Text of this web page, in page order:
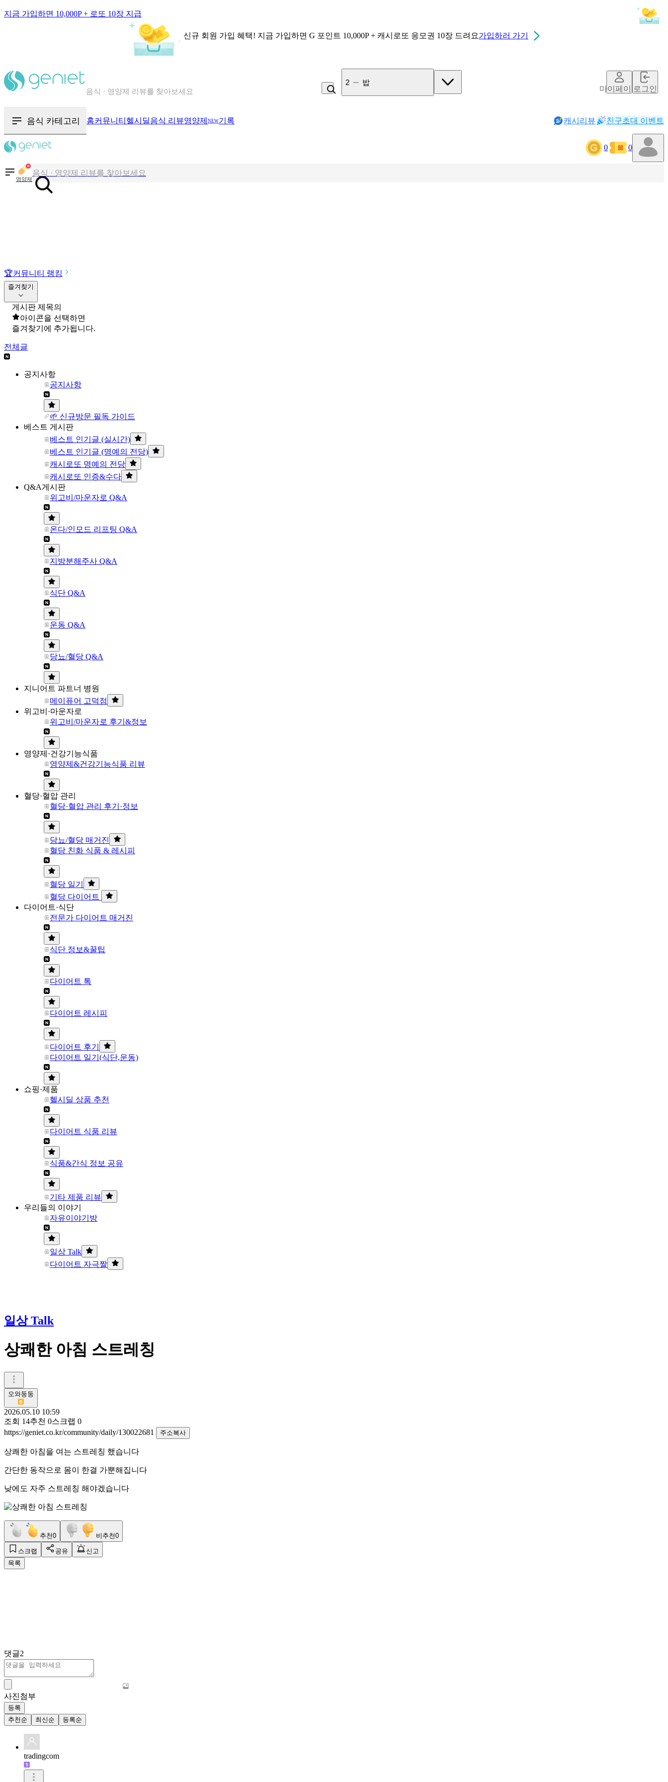
지금 가입하면 10,000P + 로또 10장 지급
신규 회원 가입 혜택! 지금 가입하면 G 포인트 10,000P + 캐시로또 응모권 10장 드려요가입하러 가기
칼로리와 영양성분을 검색해보세요
음식 · 영양제 리뷰를 찾아보세요
3 사과
마이페이지로그인
음식 카테고리 홈커뮤니티 헬시딜음식 리뷰영양제 NEW기록 캐시리뷰 친구초대 이벤트
0 0
영양제
칼로리와 영양성분을 검색해보세요
음식 · 영양제 리뷰를 찾아보세요
🏆커뮤니티 랭킹
즐겨찾기
게시판 제목의
아이콘을 선택하면
즐겨찾기에 추가됩니다.
전체글
공지사항
공지사항
🌱 신규방문 필독 가이드
베스트 게시판
베스트 인기글 (실시간)
베스트 인기글 (명예의 전당)
캐시로또 명예의 전당
캐시로또 인증&수다
Q&A게시판
위고비/마운자로 Q&A
온다/인모드 리프팅 Q&A
지방분해주사 Q&A
식단 Q&A
운동 Q&A
당뇨/혈당 Q&A
지니어트 파트너 병원
메이퓨어 고덕점
위고비·마운자로
위고비/마운자로 후기&정보
영양제·건강기능식품
영양제&건강기능식품 리뷰
혈당·혈압 관리
혈당·혈압 관리 후기·정보
당뇨/혈당 매거진
혈당 친화 식품 & 레시피
혈당 일기
혈당 다이어트
다이어트·식단
전문가 다이어트 매거진
식단 정보&꿀팁
다이어트 톡
다이어트 레시피
다이어트 후기
다이어트 일기(식단,운동)
쇼핑·제품
헬시딜 상품 추천
다이어트 식품 리뷰
식품&간식 정보 공유
기타 제품 리뷰
우리들의 이야기
자유이야기방
일상 Talk
다이어트 자극짤
일상 Talk
상쾌한 아침 스트레칭
오와둥둥
2026.05.10 10:59
조회 14추천 0스크랩 0
https://geniet.co.kr/community/daily/130022681
주소복사
상쾌한 아침을 여는 스트레칭 했습니다
간단한 동작으로 몸이 한결 가뿐해집니다
낮에도 자주 스트레칭 해야겠습니다
추천0 비추천0
스크랩 공유
신고
목록
댓글2
사진첨부
등록
추천순
최신순 등록순
tradingcom